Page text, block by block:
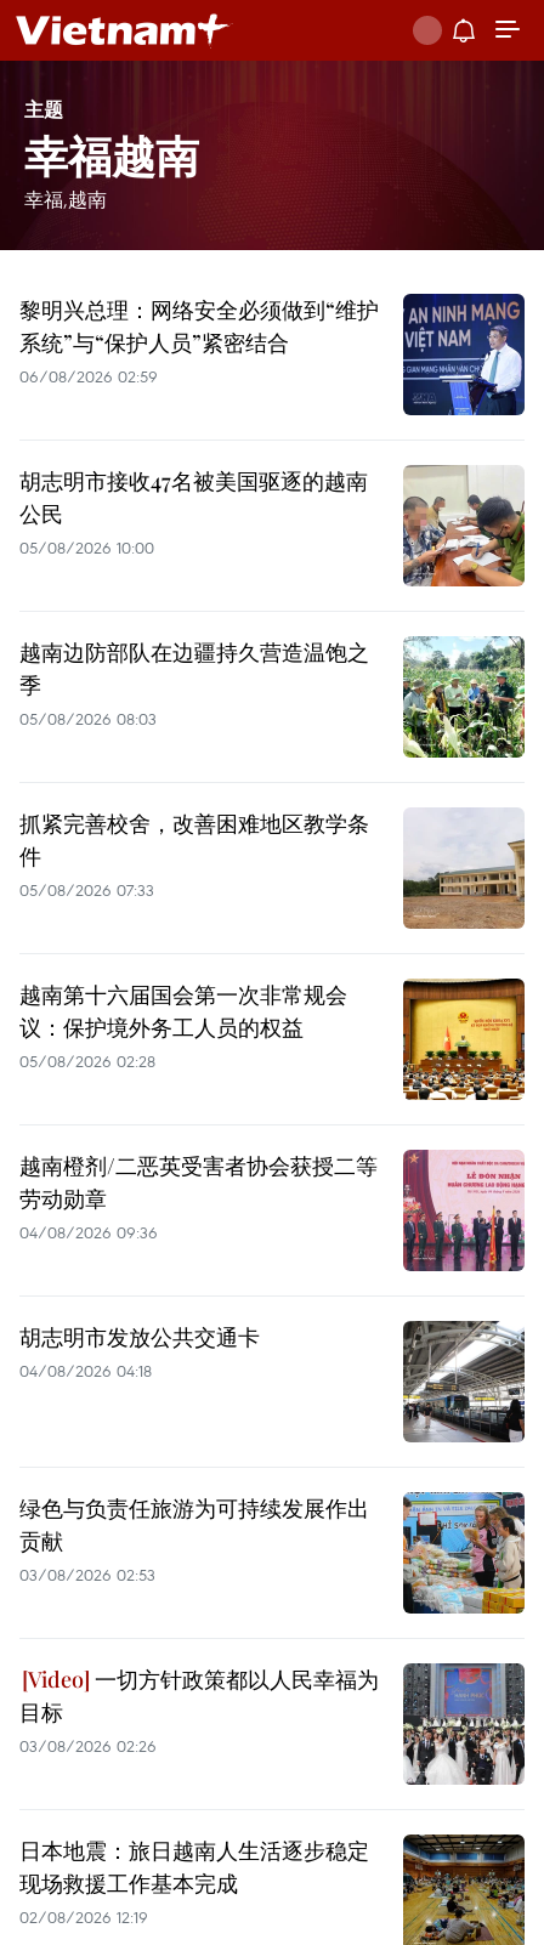
主题
幸福越南
幸福,越南
黎明兴总理：网络安全必须做到“维护
系统”与“保护人员”紧密结合
06/08/2026 02:59
胡志明市接收47名被美国驱逐的越南
公民
05/08/2026 10:00
越南边防部队在边疆持久营造温饱之
季
05/08/2026 08:03
抓紧完善校舍，改善困难地区教学条
件
05/08/2026 07:33
越南第十六届国会第一次非常规会
议：保护境外务工人员的权益
05/08/2026 02:28
越南橙剂/二恶英受害者协会获授二等
劳动勋章
04/08/2026 09:36
胡志明市发放公共交通卡
04/08/2026 04:18
绿色与负责任旅游为可持续发展作出
贡献
03/08/2026 02:53
一切方针政策都以人民幸福为
目标
03/08/2026 02:26
日本地震：旅日越南人生活逐步稳定
现场救援工作基本完成
02/08/2026 12:19